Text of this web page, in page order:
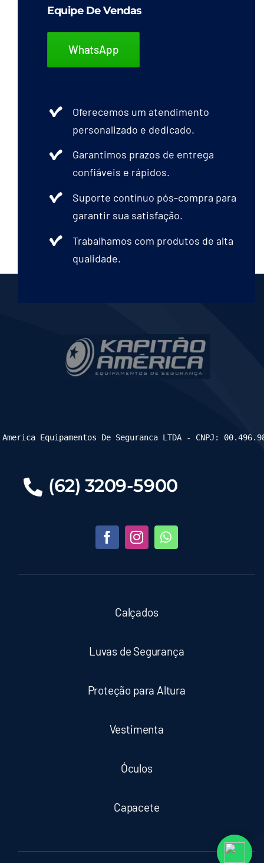
Equipe De Vendas
WhatsApp
Oferecemos um atendimento
personalizado e dedicado.
Garantimos prazos de entrega
confiáveis e rápidos.
Suporte contínuo pós-compra para
garantir sua satisfação.
Trabalhamos com produtos de alta
qualidade.
(62) 3209-5900
Calçados
Luvas de Segurança
Proteção para Altura
Vestimenta
Óculos
Capacete
Equipamentos De Seguranca LTDA - CNPJ: